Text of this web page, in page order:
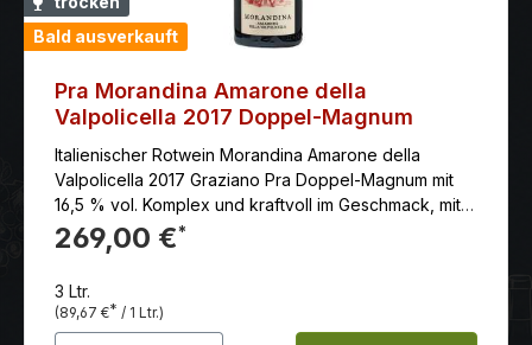
Rindersteak, Ochsenschwanz (auch als kräftigem
Eintopf) oder gebratenen Innereien (Leber, Nieren)
Bald ausverkauft
Pra Morandina Amarone della
Valpolicella 2017 Doppel-Magnum
Italienischer Rotwein Morandina Amarone della
Valpolicella 2017 Graziano Pra Doppel-Magnum mit
16,5 % vol. Komplex und kraftvoll im Geschmack, mit
samtigen Tanninen.
269,00 €*
3 Ltr.
(89,67 €* / 1 Ltr.)